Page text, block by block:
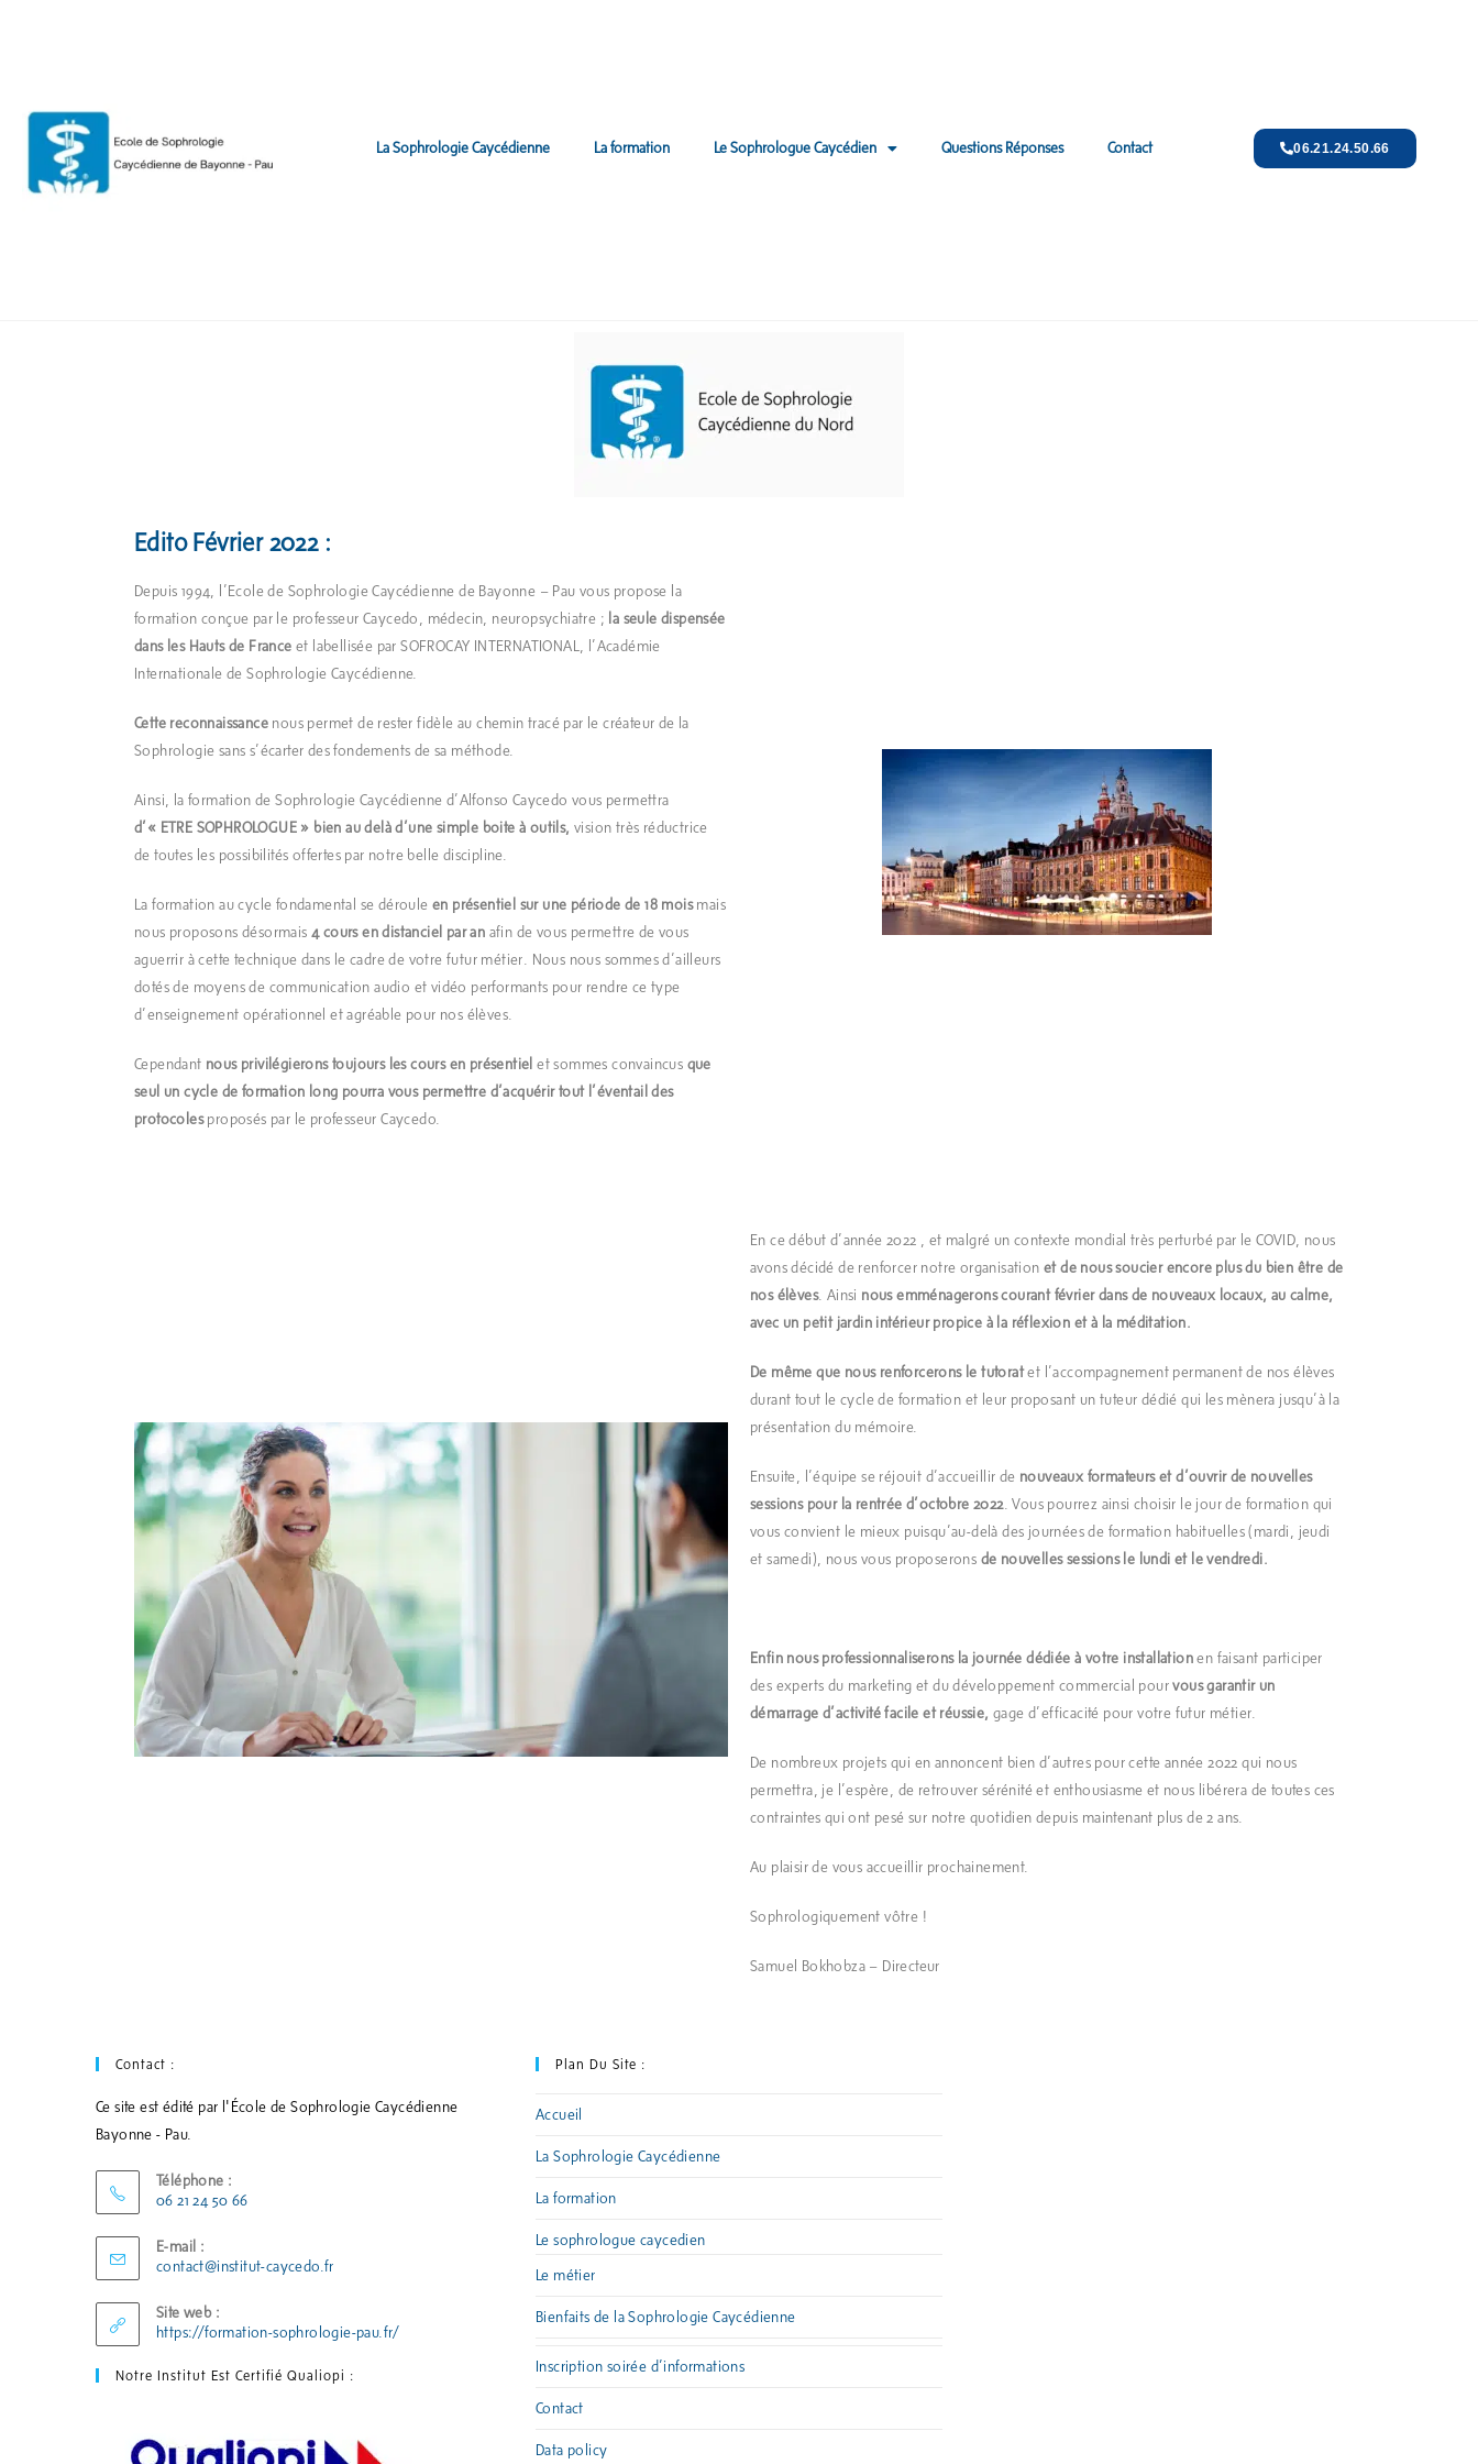
La Sophrologie Caycédienne La formation Le Sophrologue Caycédien Questions Réponses Contact 06.21.24.50.66
Edito Février 2022 :
Depuis 1994, l’Ecole de Sophrologie Caycédienne de Bayonne – Pau vous propose la
formation conçue par le professeur Caycedo, médecin, neuropsychiatre ; la seule dispensée
dans les Hauts de France et labellisée par SOFROCAY INTERNATIONAL, l’Académie
Internationale de Sophrologie Caycédienne.
Cette reconnaissance nous permet de rester fidèle au chemin tracé par le créateur de la
Sophrologie sans s’écarter des fondements de sa méthode.
Ainsi, la formation de Sophrologie Caycédienne d’Alfonso Caycedo vous permettra
d’« ETRE SOPHROLOGUE » bien au delà d’une simple boite à outils, vision très réductrice
de toutes les possibilités offertes par notre belle discipline.
La formation au cycle fondamental se déroule en présentiel sur une période de 18 mois mais
nous proposons désormais 4 cours en distanciel par an afin de vous permettre de vous
aguerrir à cette technique dans le cadre de votre futur métier. Nous nous sommes d’ailleurs
dotés de moyens de communication audio et vidéo performants pour rendre ce type
d’enseignement opérationnel et agréable pour nos élèves.
Cependant nous privilégierons toujours les cours en présentiel et sommes convaincus que
seul un cycle de formation long pourra vous permettre d’acquérir tout l’éventail des
protocolesproposés par le professeur Caycedo.
En ce début d’année 2022 , et malgré un contexte mondial très perturbé par le COVID, nous
avons décidé de renforcer notre organisation et de nous soucier encore plus du bien être de
nos élèves. Ainsi nous emménagerons courant février dans de nouveaux locaux, au calme,
avec un petit jardin intérieur propice à la réflexion et à la méditation.
De même que nous renforcerons le tutoratet l’accompagnement permanent de nos élèves
durant tout le cycle de formation et leur proposant un tuteur dédié qui les mènera jusqu’à la
présentation du mémoire.
Ensuite, l’équipe se réjouit d’accueillir de nouveaux formateurs et d’ouvrir de nouvelles
sessions pour la rentrée d’octobre 2022. Vous pourrez ainsi choisir le jour de formation qui
vous convient le mieux puisqu’au-delà des journées de formation habituelles (mardi, jeudi
et samedi), nous vous proposerons de nouvelles sessions le lundi et le vendredi.
Enfin nous professionnaliserons la journée dédiée à votre installation en faisant participer
des experts du marketing et du développement commercial pourvous garantir un
démarrage d’activité facile et réussie, gage d’efficacité pour votre futur métier.
De nombreux projets qui en annoncent bien d’autres pour cette année 2022 qui nous
permettra, je l’espère, de retrouver sérénité et enthousiasme et nous libérera de toutes ces
contraintes qui ont pesé sur notre quotidien depuis maintenant plus de 2 ans.
Au plaisir de vous accueillir prochainement.
Sophrologiquement vôtre !
Samuel Bokhobza – Directeur
Contact :
Ce site est édité par l'École de Sophrologie Caycédienne
Bayonne - Pau.
Téléphone :
06 21 24 50 66
E-mail :
contact@institut-caycedo.fr
Site web :
https://formation-sophrologie-pau.fr/
Notre Institut Est Certifié Qualiopi :
Plan Du Site :
Accueil
La Sophrologie Caycédienne
La formation
Le sophrologue caycedien
Le métier
Bienfaits de la Sophrologie Caycédienne
Inscription soirée d’informations
Contact
Data policy